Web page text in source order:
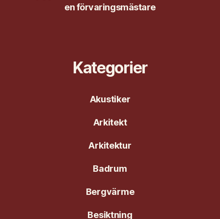
en förvaringsmästare
Kategorier
Akustiker
Arkitekt
Arkitektur
Badrum
Bergvärme
Besiktning